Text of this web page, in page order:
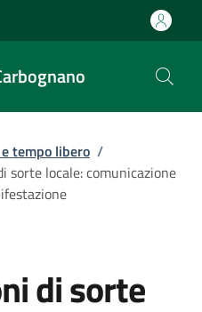
tempo libero /
sorte locale: comunicazione
di sorte